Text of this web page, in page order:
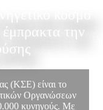
έμπρακτα την
(ΚΣΕ) είναι το
Οργανώσεων
κυνηγούς. Με